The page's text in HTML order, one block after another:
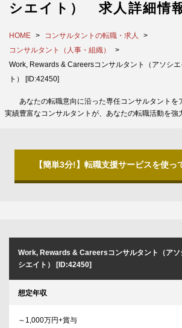
シエイト） 求人詳細情
HOME
コンサルタントの転職・求人
コンサルタント（人事・組織）
Work, Rewards & Careersコンサルタント（アソシ
ト） [ID:42450]
あなたの転職意向に沿った専任コンサルタントを
実績豊富なコンサルタントが、あなたの転職活動を強
【簡単3分!】転職支援サービスを使っ
Work, Rewards & Careersコンサルタント（アソ
シエイト） [ID:42450]
想定年収
～1,000万円+賞与